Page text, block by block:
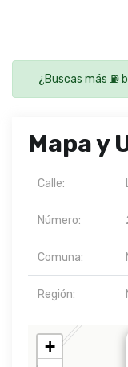
¿Buscas más ⛽
Mapa y
Calle:
Número:
Comuna:
Región:
+